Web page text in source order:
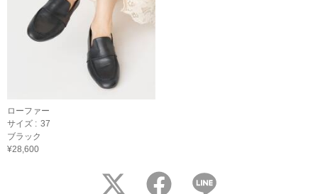
ローファー
サイズ : 37
ブラック
¥28,600
twitter facebook